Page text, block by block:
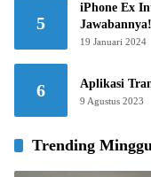
5
iPhone Ex
Jawabannya!
19 Januari 2024
6 Aplikasi
9 Agustus 2023
Trending